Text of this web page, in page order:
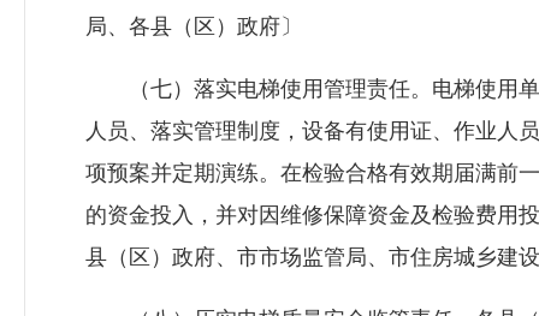
局、各县（区）政府〕
（七）落实电梯使用管理责任。电梯使用单
人员、落实管理制度，设备有使用证、作业人
项预案并定期演练。在检验合格有效期届满前
的资金投入，并对因维修保障资金及检验费用
县（区）政府、市市场监管局、市住房城乡建